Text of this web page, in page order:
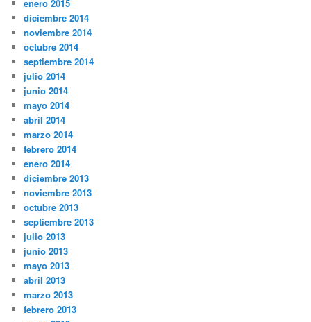
enero 2015
diciembre 2014
noviembre 2014
octubre 2014
septiembre 2014
julio 2014
junio 2014
mayo 2014
abril 2014
marzo 2014
febrero 2014
enero 2014
diciembre 2013
noviembre 2013
octubre 2013
septiembre 2013
julio 2013
junio 2013
mayo 2013
abril 2013
marzo 2013
febrero 2013